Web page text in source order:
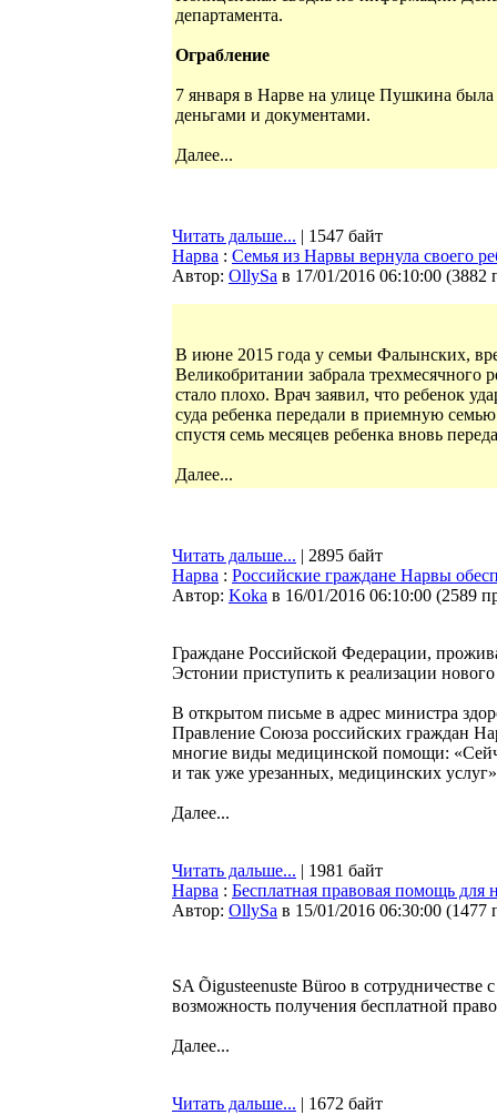
департамента.
Ограбление
7 января в Нарве на улице Пушкина
деньгами и документами.
Далее...
Читать дальше... | 1547 байт
Нарва : Семья из Нарвы вернула своего
Автор: OllySa в 17/01/2016 06:10:00 (3882
В июне 2015 года у семьи Фалынских,
Великобритании забрала трехмесячного
стало плохо. Врач заявил, что ребенок
суда ребенка передали в приемную
спустя семь месяцев ребенка вновь
Далее...
Читать дальше... | 2895 байт
Нарва : Российские граждане Нарвы
Автор: Koka в 16/01/2016 06:10:00 (2589
Граждане Российской Федерации,
Эстонии приступить к реализации
В открытом письме в адрес министра
Правление Союза российских граждан
многие виды медицинской помощи:
и так уже урезанных, медицинских
Далее...
Читать дальше... | 1981 байт
Нарва : Бесплатная правовая помощь для
Автор: OllySa в 15/01/2016 06:30:00 (1477
SA Õigusteenuste Büroo в сотрудничестве
возможность получения бесплатной
Далее...
Читать дальше... | 1672 байт